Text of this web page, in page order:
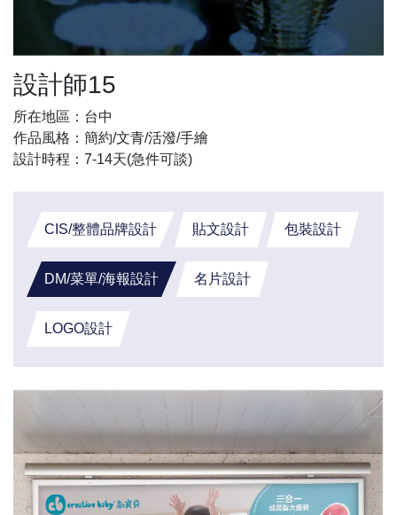
設計師15
所在地區：台中
作品風格：簡約/文青/活潑/手繪
設計時程：7-14天(急件可談)
CIS/整體品牌設計 貼文設計 包裝設計
DM/菜單/海報設計 名片設計
LOGO設計